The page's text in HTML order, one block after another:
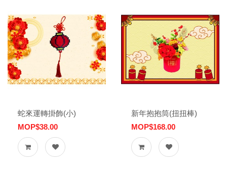
蛇來運轉掛飾(小)
MOP$38.00
新年抱抱筒(扭扭棒)
MOP$168.00